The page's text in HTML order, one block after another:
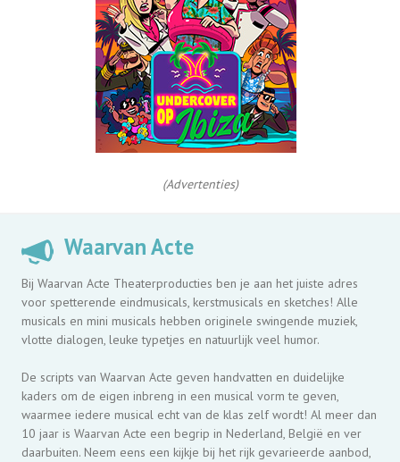
(Advertenties)
Waarvan Acte
Bij Waarvan Acte Theaterproducties ben je aan het juiste adres
voor spetterende eindmusicals, kerstmusicals en sketches! Alle
musicals en mini musicals hebben originele swingende muziek,
vlotte dialogen, leuke typetjes en natuurlijk veel humor.
De scripts van Waarvan Acte geven handvatten en duidelijke
kaders om de eigen inbreng in een musical vorm te geven,
waarmee iedere musical echt van de klas zelf wordt! Al meer dan
10 jaar is Waarvan Acte een begrip in Nederland, België en ver
daarbuiten. Neem eens een kijkje bij het rijk gevarieerde aanbod,